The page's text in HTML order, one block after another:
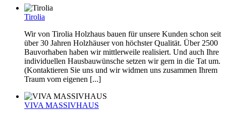
Tirolia
Wir von Tirolia Holzhaus bauen für unsere Kunden schon seit
über 30 Jahren Holzhäuser von höchster Qualität. Über 2500
Bauvorhaben haben wir mittlerweile realisiert. Und auch Ihre
individuellen Hausbauwünsche setzen wir gern in die Tat um.
(Kontaktieren Sie uns und wir widmen uns zusammen Ihrem
Traum vom eigenen [...]
VIVA MASSIVHAUS